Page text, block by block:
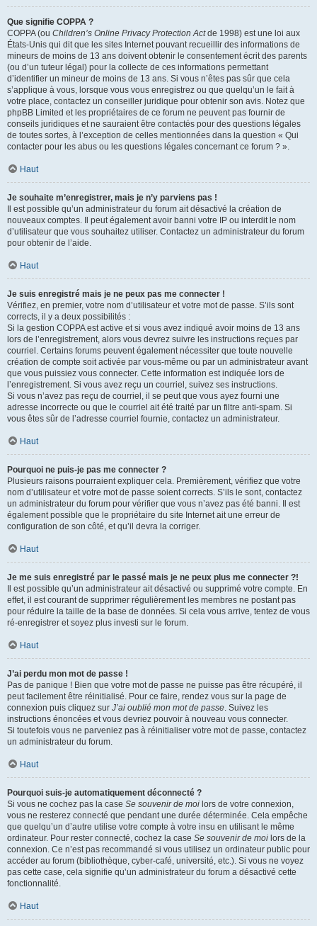
Que signifie COPPA ?
COPPA (ou Children’s Online Privacy Protection Actde 1998) est une loi aux
États-Unis qui dit que les sites Internet pouvant recueillir des informations de
mineurs de moins de 13 ans doivent obtenir le consentement écrit des parents
(ou d’un tuteur légal) pour la collecte de ces informations permettant
d’identifier un mineur de moins de 13 ans. Si vous n’êtes pas sûr que cela
s’applique à vous, lorsque vous vous enregistrez ou que quelqu’un le fait à
votre place, contactez un conseiller juridique pour obtenir son avis. Notez que
phpBB Limited et les propriétaires de ce forum ne peuvent pas fournir de
conseils juridiques et ne sauraient être contactés pour des questions légales
de toutes sortes, à l’exception de celles mentionnées dans la question « Qui
contacter pour les abus ou les questions légales concernant ce forum ? ».
Haut
Je souhaite m’enregistrer, mais je n’y parviens pas !
Il est possible qu’un administrateur du forum ait désactivé la création de
nouveaux comptes. Il peut également avoir banni votre IP ou interdit le nom
d’utilisateur que vous souhaitez utiliser. Contactez un administrateur du forum
pour obtenir de l’aide.
Haut
Je suis enregistré mais je ne peux pas me connecter !
Vérifiez, en premier, votre nom d’utilisateur et votre mot de passe. S’ils sont
corrects, il y a deux possibilités :
Si la gestion COPPA est active et si vous avez indiqué avoir moins de 13 ans
lors de l’enregistrement, alors vous devrez suivre les instructions reçues par
courriel. Certains forums peuvent également nécessiter que toute nouvelle
création de compte soit activée par vous-même ou par un administrateur avant
que vous puissiez vous connecter. Cette information est indiquée lors de
l’enregistrement. Si vous avez reçu un courriel, suivez ses instructions.
Si vous n’avez pas reçu de courriel, il se peut que vous ayez fourni une
adresse incorrecte ou que le courriel ait été traité par un filtre anti-spam. Si
vous êtes sûr de l’adresse courriel fournie, contactez un administrateur.
Haut
Pourquoi ne puis-je pas me connecter ?
Plusieurs raisons pourraient expliquer cela. Premièrement, vérifiez que votre
nom d’utilisateur et votre mot de passe soient corrects. S’ils le sont, contactez
un administrateur du forum pour vérifier que vous n’avez pas été banni. Il est
également possible que le propriétaire du site Internet ait une erreur de
configuration de son côté, et qu’il devra la corriger.
Haut
Je me suis enregistré par le passé mais je ne peux plus me connecter ?!
Il est possible qu’un administrateur ait désactivé ou supprimé votre compte. En
effet, il est courant de supprimer régulièrement les membres ne postant pas
pour réduire la taille de la base de données. Si cela vous arrive, tentez de vous
ré-enregistrer et soyez plus investi sur le forum.
Haut
J’ai perdu mon mot de passe !
Pas de panique ! Bien que votre mot de passe ne puisse pas être récupéré, il
peut facilement être réinitialisé. Pour ce faire, rendez vous sur la page de
connexion puis cliquez sur J’ai oublié mon mot de passe. Suivez les
instructions énoncées et vous devriez pouvoir à nouveau vous connecter.
Si toutefois vous ne parveniez pas à réinitialiser votre mot de passe, contactez
un administrateur du forum.
Haut
Pourquoi suis-je automatiquement déconnecté ?
Si vous ne cochez pas la case Se souvenir de moi lors de votre connexion,
vous ne resterez connecté que pendant une durée déterminée. Cela empêche
que quelqu’un d’autre utilise votre compte à votre insu en utilisant le même
ordinateur. Pour rester connecté, cochez la case Se souvenir de moi lors de la
connexion. Ce n’est pas recommandé si vous utilisez un ordinateur public pour
accéder au forum (bibliothèque, cyber-café, université, etc.). Si vous ne voyez
pas cette case, cela signifie qu’un administrateur du forum a désactivé cette
fonctionnalité.
Haut